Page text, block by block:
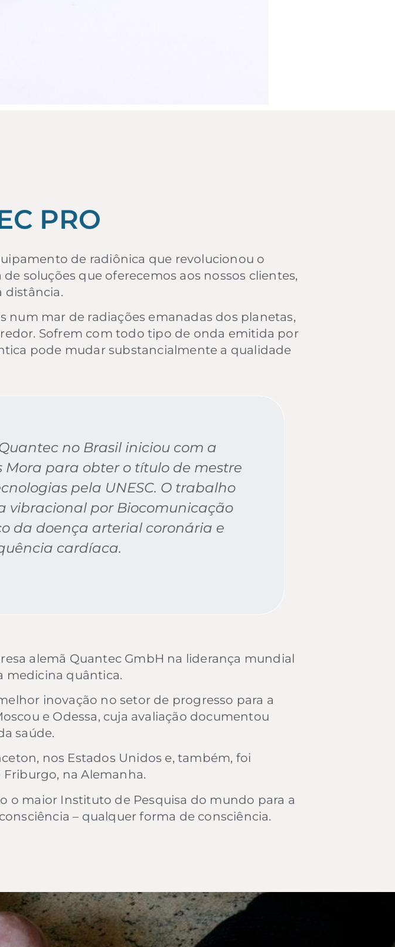
PRO
de radiônica que revolucionou o
soluções que oferecemos aos nossos clientes,
distância.
num mar de radiações emanadas dos planetas,
Sofrem com todo tipo de onda emitida por
pode mudar substancialmente a qualidade
no Brasil iniciou com a
Mora para obter o título de mestre
pela UNESC. O trabalho
vibracional por Biocomunicação
da doença arterial coronária e
cardíaca.
alemã Quantec GmbH na liderança mundial
medicina quântica.
inovação no setor de progresso para a
e Odessa, cuja avaliação documentou
saúde.
nos Estados Unidos e, também, foi
na Alemanha.
o maior Instituto de Pesquisa do mundo para a
– qualquer forma de consciência.